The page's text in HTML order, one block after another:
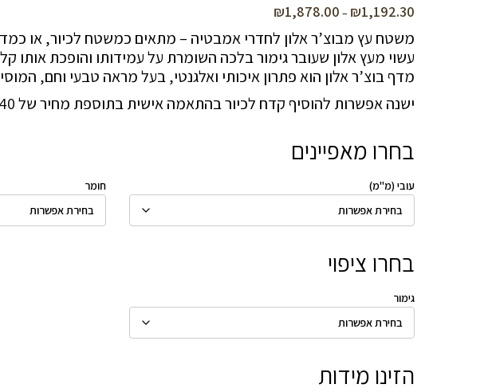
₪1,192.30
–
₪1,878.00
מחירים:
עד
משטח עץ מבוצ’ר אלון לחדרי אמבטיה – מתאים כמשטח לכיור, או
עשוי מעץ אלון שעובר גימור בלכה השומרת על עמידותו והופכת אותו קל
מדף בוצ’ר אלון הוא פתרון איכותי ואלגנטי, בעל מראה טבעי וחם,
ישנה אפשרות להוסיף קדח לכיור בהתאמה אישית בתוספת מחיר של 40 שח
בחרו מאפיינים
עובי (מ"מ) חומר
בחרו ציפוי
גימור
הזינו מידות